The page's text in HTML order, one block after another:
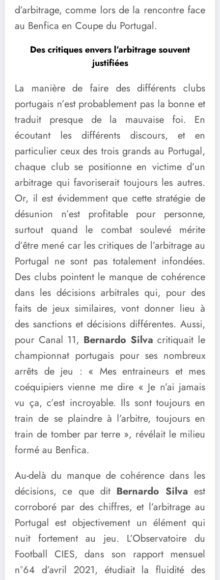
d’arbitrage, comme lors de la rencontre face
au Benfica en Coupe du Portugal.
Des critiques envers l’arbitrage souvent
justifiées
La manière de faire des différents clubs
portugais n’est probablement pas la bonne et
traduit presque de la mauvaise foi. En
écoutant les différents discours, et en
particulier ceux des trois grands au Portugal,
chaque club se positionne en victime d’un
arbitrage qui favoriserait toujours les autres.
Or, il est évidemment que cette stratégie de
désunion n’est profitable pour personne,
surtout quand le combat soulevé mérite
d’être mené car les critiques de l’arbitrage au
Portugal ne sont pas totalement infondées.
Des clubs pointent le manque de cohérence
dans les décisions arbitrales qui, pour des
faits de jeux similaires, vont donner lieu à
des sanctions et décisions différentes. Aussi,
pour Canal 11, Bernardo Silva critiquait le
championnat portugais pour ses nombreux
arrêts de jeu : « Mes entraineurs et mes
coéquipiers vienne me dire « Je n’ai jamais
vu ça, c’est incroyable. Ils sont toujours en
train de se plaindre à l’arbitre, toujours en
train de tomber par terre », révélait le milieu
formé au Benfica.
Au-delà du manque de cohérence dans les
décisions, ce que dit Bernardo Silva est
corroboré par des chiffres, et l’arbitrage au
Portugal est objectivement un élément qui
nuit fortement au jeu. L’Observatoire du
Football CIES, dans son rapport mensuel
n°64 d’avril 2021, étudiait la fluidité des